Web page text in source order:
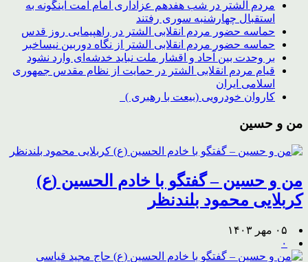
مردم الشتر در شب هفدهم عزاداری امام امت اینگونه به
استقبال چهارشنبه سوری رفتند
حماسه حضور مردم انقلابی الشتر در راهپیمایی روز قدس
حماسه حضور مردم انقلابی الشتر از نگاه دوربین نیساخبر
بر وحدت بین آحاد و اقشار ملت نباید خدشه‌ای وارد نشود
قیام مردم انقلابی الشتر در حمایت از نظام مقدس جمهوری
اسلامی ایران
کاروان خودرویی (بیعت با رهبری )
من و حسین
من و حسین – گفتگو با خادم الحسین (ع)
کربلایی محمود بلندنظر
۰۵ مهر ۱۴۰۳
۰